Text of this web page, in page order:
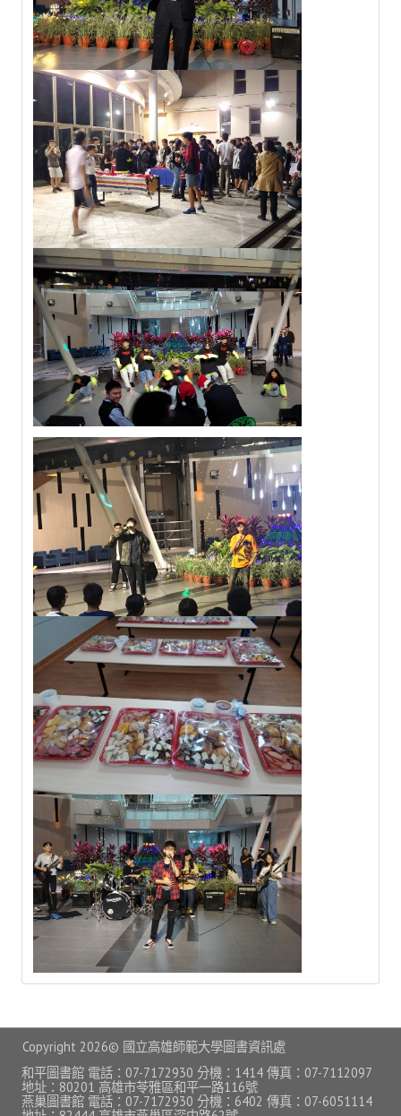
VPN連線
校園網路
網路資訊安全
無線網路
無線WiFi位置圖
校園郵件信箱
校園軟體
校園授權軟體
常用自由軟體/免費軟體
AI 應用/檢測工具
Google Workspace教育版
Microsoft 365 教育版
論文研究服務
電子期刊與資料庫
掠奪性期刊查詢
論文系統
EndNote 書目管理
Turnitin 原創比對
Symskan華藝文獻相似度檢測服務
Wass國家圖書館學位論文相似檢測輔助系統
自學服務
數位學習專區
亮點服務
智慧管理
I locker 智慧置物櫃
I Seat 線上座位預約
I Taker 智慧取書櫃
自動借還書系統
友善報修
Copyright 2026© 國立高雄師範大學圖書資訊處
和平圖書館 電話：07-7172930 分機：1414 傳真：07-7112097
地址：80201 高雄市苓雅區和平一路116號
燕巢圖書館 電話：07-7172930 分機：6402 傳真：07-6051114